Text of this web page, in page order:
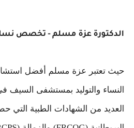
الدكتورة عزة مسلم - تخصص
حيث تعتبر عزة مسلم أفضل
النساء والتوليد بمستشفى السيف
العديد من الشهادات الطبية التي